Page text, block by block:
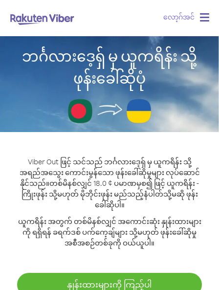
လော့ဂ်အင်
ဘင်္ဂလားဒေ့ရှ် မှ ယူကရိန်း သို့
ဖုန်းခေါ်ဆိုပုံ
Viber Out ဖြင့် သင်သည် ဘင်္ဂလားဒေ့ရှ် မှ ယူကရိန်း သို့
အရည်အသွေး ကောင်းမွန်သော ဖုန်းခေါ်ဆိုမှုများ လုပ်ဆောင်
နိုင်သည်။တစ်မိနစ်လျှင် 18.0 ¢ ပမာဏမှစ၍ ဖြင့် ယူကရိန်း -
ကြိုးဖုန်း သို့မဟုတ် မိုဘိုင်းဖုန်း မည်သည့်နံပါတ်သို့မဆို ဖုန်း
ခေါ်ဆိုပါ။
ယူကရိန်း အတွက် တစ်မိနစ်လျှင် အကောင်းဆုံး နှုန်းထားများ
ကို ရရှိရန် ခရက်ဒစ် ပက်ကေ့ချ်များ သို့မဟုတ် ဖုန်းခေါ်ဆိုမှု
အစီအစဉ်တစ်ခုကို ဝယ်ယူပါ။
နှုန်းထားများကို ကြည့်ပါ